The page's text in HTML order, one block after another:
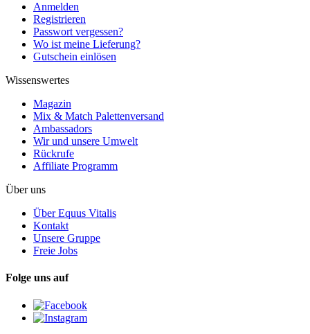
Anmelden
Registrieren
Passwort vergessen?
Wo ist meine Lieferung?
Gutschein einlösen
Wissenswertes
Magazin
Mix & Match Palettenversand
Ambassadors
Wir und unsere Umwelt
Rückrufe
Affiliate Programm
Über uns
Über Equus Vitalis
Kontakt
Unsere Gruppe
Freie Jobs
Folge uns auf